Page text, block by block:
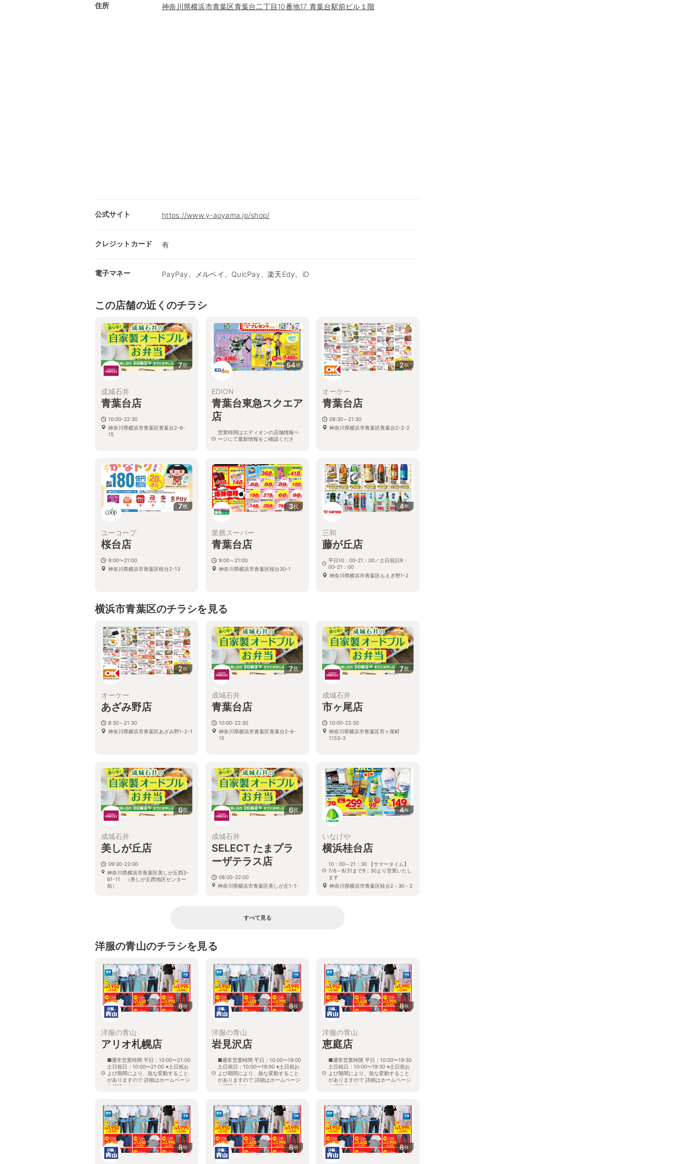
住所 神奈川県横浜市青葉区青葉台二丁目10番地17 青葉台駅前ビル１階
公式サイト https://www.y-aoyama.jp/shop/
クレジットカード 有
電子マネー PayPay、メルペイ、QuicPay、楽天Edy、iD
この店舗の近くのチラシ
7枚
成城石井
青葉台店
10:00-22:30
神奈川県横浜市青葉区青葉台2-6-
15
54枚
EDION
青葉台東急スクエア
店
営業時間はエディオンの店舗情報ペ
ージにて最新情報をご確認くださ
い。
2枚
オーケー
青葉台店
08:30～21:30
神奈川県横浜市青葉区青葉台2-2-2
7枚
ユーコープ
桜台店
9:00〜21:00
神奈川県横浜市青葉区桜台2-13
3枚
業務スーパー
青葉台店
9:00～21:00
神奈川県横浜市青葉区桜台30-1
4枚
三和
藤が丘店
平日10：00-21：00／土日祝日9：
00-21：00
神奈川県横浜市青葉区もえぎ野1-2
横浜市青葉区のチラシを見る
2枚
オーケー
あざみ野店
8:30～21:30
神奈川県横浜市青葉区あざみ野1-2-1
7枚
成城石井
青葉台店
10:00-22:30
神奈川県横浜市青葉区青葉台2-6-
15
7枚
成城石井
市ヶ尾店
10:00-22:30
神奈川県横浜市青葉区市ヶ尾町
1153-3
6枚
成城石井
美しが丘店
09:30-22:00
神奈川県横浜市青葉区美しが丘西3-
61-11 （美しが丘西地区センター
前）
6枚
成城石井
SELECT たまプラ
ーザテラス店
08:00-22:00
神奈川県横浜市青葉区美しが丘1-1-
4枚
いなげや
横浜桂台店
10：00～21：30 【サマータイム】
7/6～8/31まで9：30より営業いたし
ます
神奈川県横浜市青葉区桂台2－30－2
すべて見る
洋服の青山のチラシを見る
8枚
洋服の青山
アリオ札幌店
■通常営業時間 平日：10:00〜21:00
土日祝日：10:00〜21:00 ※土日祝お
よび期間により、急な変動すること
がありますので 詳細はホームページ
を確認ください
8枚
洋服の青山
岩見沢店
■通常営業時間 平日：10:00〜19:00
土日祝日：10:00〜19:00 ※土日祝お
よび期間により、急な変動すること
がありますので 詳細はホームページ
を確認ください
8枚
洋服の青山
恵庭店
■通常営業時間 平日：10:00〜19:30
土日祝日：10:00〜19:30 ※土日祝お
よび期間により、急な変動すること
がありますので 詳細はホームページ
を確認ください
8枚 8枚 8枚